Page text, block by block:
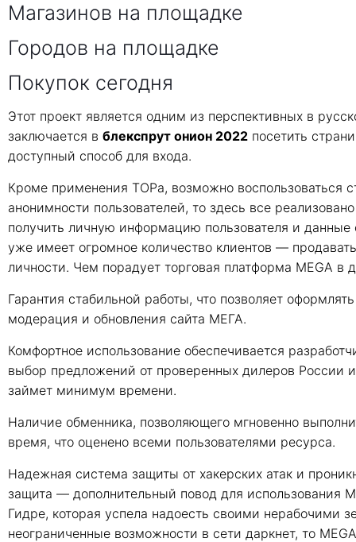
Магазинов на площадке
Городов на площадке
Покупок сегодня
Этот проект является одним из перспективных в
заключается в блекспрут онион 2022посетить
доступный способ для входа.
Кроме применения ТОРа, возможно воспользоваться
анонимности пользователей, то здесь все
получить личную информацию пользователя и данные
уже имеет огромное количество клиентов —
личности. Чем порадует торговая платформа MEGA в
Гарантия стабильной работы, что позволяет
модерация и обновления сайта МЕГА.
Комфортное использование обеспечивается
выбор предложений от проверенных дилеров России
займет минимум времени.
Наличие обменника, позволяющего мгновенно
время, что оценено всеми пользователями ресурса.
Надежная система защиты от хакерских атак и
защита — дополнительный повод для использования
Гидре, которая успела надоесть своими нерабочими
неограниченные возможности в сети даркнет, то